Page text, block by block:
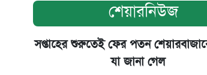
শেয়ারনিউজ
সপ্তাহের শুরুতেই ফের পতন
যা জানা গেল